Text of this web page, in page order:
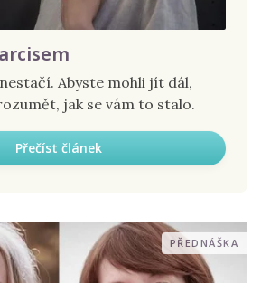
Abyste mohli jít dál,
jak se vám to stalo.
Přečíst článek
PŘEDNÁŠKA